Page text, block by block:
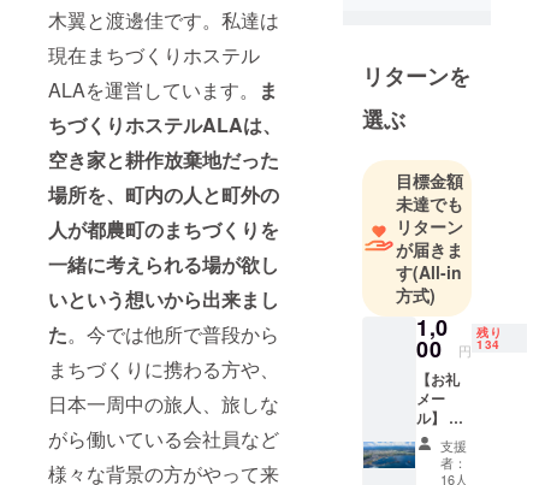
木翼と渡邊佳です。私達は
現在まちづくりホステル
ALAを運営しています。
ま
ちづくりホステルALAは、
空き家と耕作放棄地だった
場所を、町内の人と町外の
人が都農町のまちづくりを
一緒に考えられる場が欲し
いという想いから出来まし
た。今では他所で普段から
まちづくりに携わる方や、
日本一周中の旅人、旅しな
がら働いている会社員など
様々な背景の方がやって来
リターンを
選ぶ
目標金額
未達でも
リターン
が届きま
す(All-in
方式)
1,0
00 円
残り
134
【お礼
メー
ル】 ホ
ステル
ALAス
タッフ
支援
者：
16人